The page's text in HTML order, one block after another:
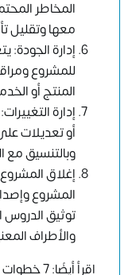
المخاطر
معها وتقليل
إدارة الجودة:
للمشروع
المنتج أو
إدارة
أو تعديلات
وبالتنسيق مع
إغلاق
المشروع
توثيق الدروس
والأطراف
اقرأ أيضًا: 7 خطوات هامة لتنفيذ المشروع الخاص بك